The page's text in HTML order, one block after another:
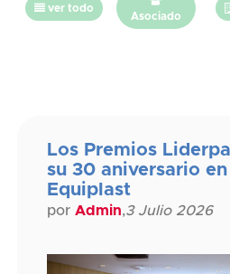
ver todo
Asociado
Los Premios
su 30 aniversario
Equiplast
por Admin,3 Julio 2026